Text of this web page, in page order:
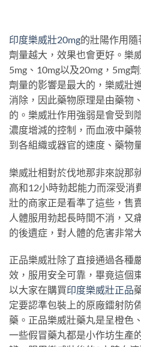
印度樂威壯20mg的壯陽作用隨
劑量越大，效果也會更好。樂
5mg、10mg以及20mg，5mg
劑量的影響是最大的，樂威壯
消除，因此藥物原理是由藥物
的。樂威壯作用強弱是會受到
濃度增減的控制，而血液中藥
到各組織或器官的速度、藥物
樂威壯相對於伐地那非來說那
高和12小時勃起能力而深受消
壯的商家正是看準了這些，售
人體服用勃起長時間不消，又
的後遺症，對人體的危害非常
正品樂威壯除了直接通過各種
效，服用安全可靠，畢竟這個
以大家在購買印度樂威壯正品
定要認準包裝上的原廠鐳射防
藥。正品樂威壯藥丸是呈橙色
一些假冒藥丸都是小作坊生產